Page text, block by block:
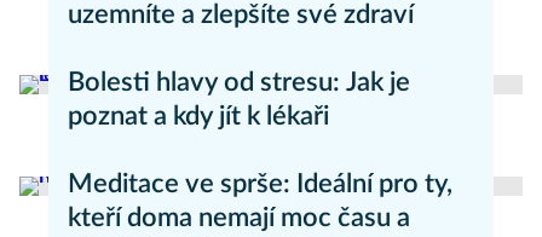
uzemníte a zlepšíte své zdraví
Bolesti hlavy od stresu: Jak je
poznat a kdy jít k lékaři
Meditace ve sprše: Ideální pro ty,
kteří doma nemají moc času a